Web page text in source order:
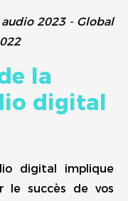
2023 - Global
la
digital
digital implique
le succès de vos